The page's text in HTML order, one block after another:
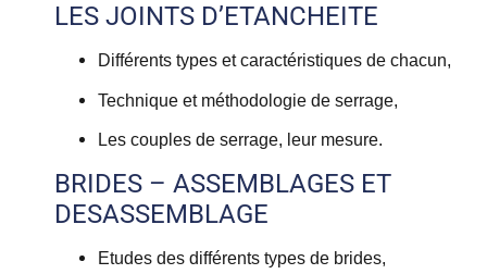
LES JOINTS D’ETANCHEITE
Différents types et caractéristiques de chacun,
Technique et méthodologie de serrage,
Les couples de serrage, leur mesure.
BRIDES – ASSEMBLAGES ET
DESASSEMBLAGE
Etudes des différents types de brides,